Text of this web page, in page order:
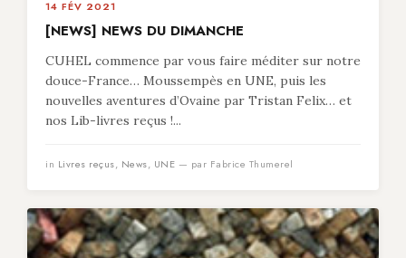
14 FÉV 2021
[NEWS] NEWS DU DIMANCHE
CUHEL commence par vous faire méditer sur notre
douce-France… Moussempès en UNE, puis les
nouvelles aventures d’Ovaine par Tristan Felix… et
nos Lib-livres reçus !...
in Livres reçus, News, UNE — par Fabrice Thumerel